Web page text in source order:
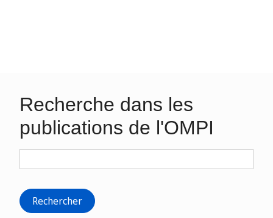
Recherche dans les
publications de l'OMPI
Rechercher